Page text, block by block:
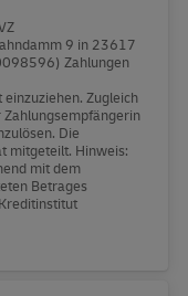
9 in 23617
Zahlungen
Zugleich
Die
mitgeteilt. Hinweis:
mit dem
Betrages